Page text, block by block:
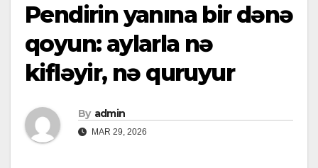
Pendirin yanına bir dənə
qoyun: aylarla nə
kifləyir, nə quruyur
By admin
MAR 29, 2026